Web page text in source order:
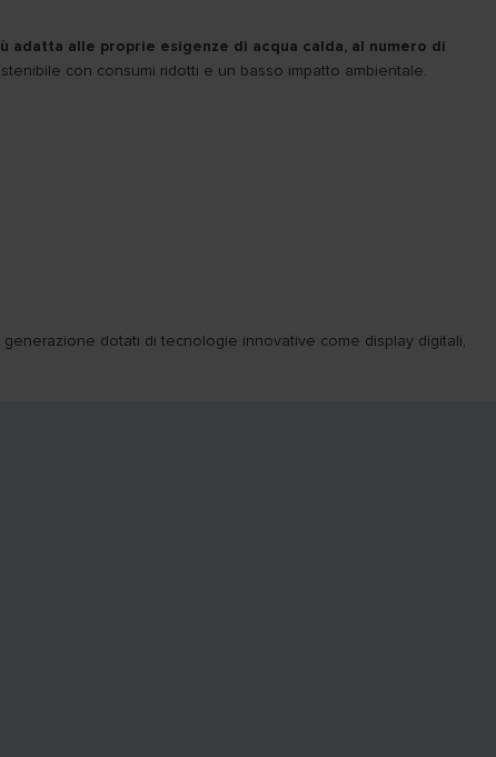
adatta alle proprie esigenze di acqua calda, al numero di
con consumi ridotti e un basso impatto ambientale.
dotati di tecnologie innovative come display digitali,